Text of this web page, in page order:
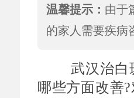
温馨提示： 由于
的家人需要疾病
武汉治白斑
哪些方面改善